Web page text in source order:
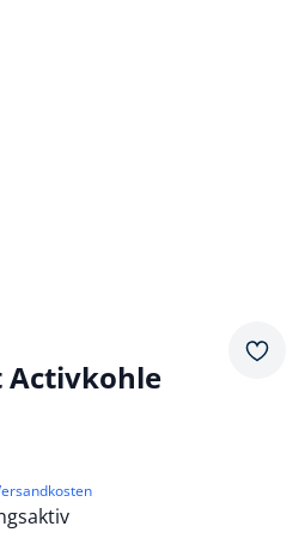
Activkohle